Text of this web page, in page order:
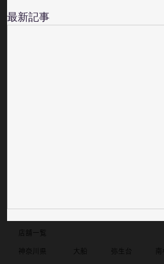
最新記事
​店舗一覧
​神奈川県​ ​大船 ​弥生台